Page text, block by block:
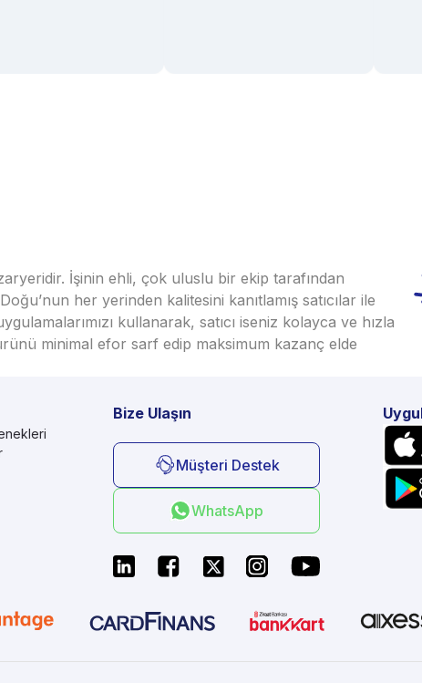
İşinin ehli, çok uluslu bir ekip tarafından
her yerinden kalitesini kanıtlamış satıcılar ile
kullanarak, satıcı iseniz kolayca ve hızla
minimal efor sarf edip maksimum kazanç elde
Bize Ulaşın
Müşteri Destek
WhatsApp